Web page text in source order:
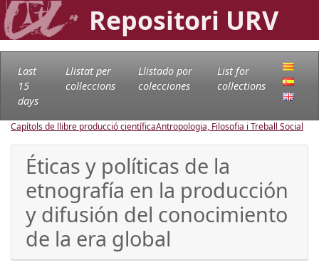
Repositori URV
Last
15
days
Llistat per
col·leccions
Llistado por
colecciones
List for
collections
Capítols de llibre producció científicaAntropologia, Filosofia i Treball Social
Éticas y políticas de la
etnografía en la producción
y difusión del conocimiento
de la era global